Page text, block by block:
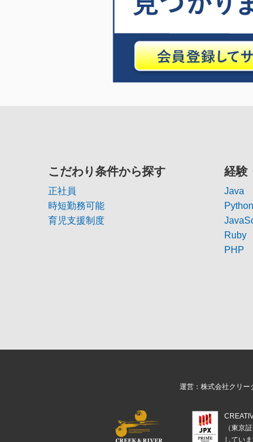
こだわり条件から探す
正社員
時短勤務可能
育児支援制度
経験
Java
Python
Ruby
PHP
運営：株式会社クリー
（東京
していま